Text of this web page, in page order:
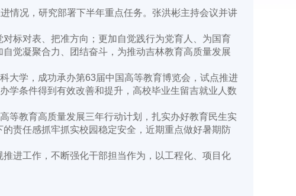
况，研究部署下半年重点任务。张洪彬主持会议并讲
标对表、把准方向；更加自觉践行为党育人、为国育
觉凝聚合力、团结奋斗，为推动吉林教育高质量发展
学，成功承办第63届中国高等教育博览会，试点推进
学条件得到有效改善和提升，高校毕业生留吉就业人数
教育高质量发展三年行动计划，扎实办好教育民生实
责任感抓牢抓实校园稳定安全，近期重点做好暑期防
进工作，不断强化干部担当作为，以工程化、项目化